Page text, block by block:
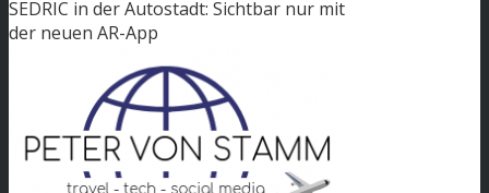
SEDRIC in der Autostadt: Sichtbar nur mit
der neuen AR-App